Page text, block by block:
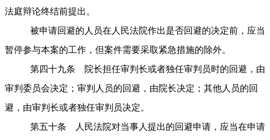
法庭辩论终结前提出。
被申请回避的人员在人民法院作出是否回避的决定前，应当
暂停参与本案的工作，但案件需要采取紧急措施的除外。
第四十九条 院长担任审判长或者独任审判员时的回避，由
审判委员会决定；审判人员的回避，由院长决定；其他人员的回
避，由审判长或者独任审判员决定。
第五十条 人民法院对当事人提出的回避申请，应当在申请